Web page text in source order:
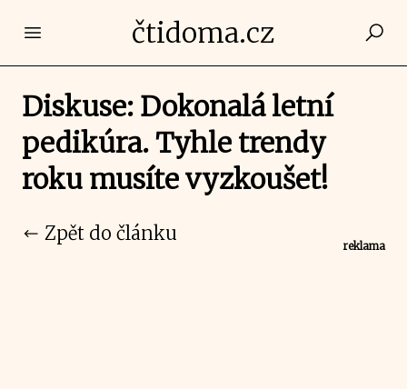
Open main menučtidoma.cz
Diskuse: Dokonalá letní
pedikúra. Tyhle trendy
roku musíte vyzkoušet!
Zpět do článku
reklama